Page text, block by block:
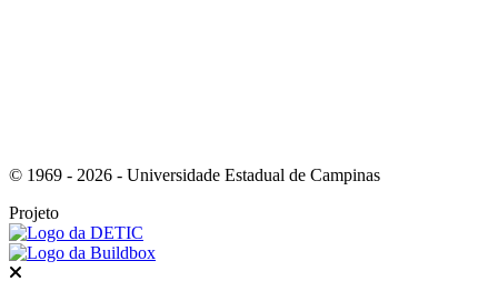
© 1969 - 2026 - Universidade Estadual de Campinas
Projeto